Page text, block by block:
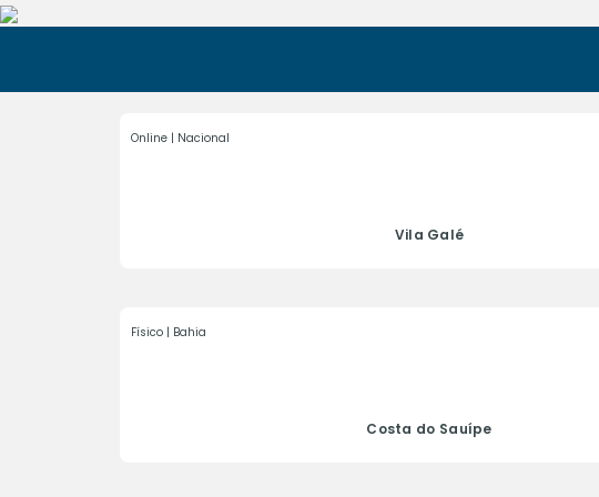
Online | Nacional
Vila Galé
Físico | Bahia
Costa do Sauípe